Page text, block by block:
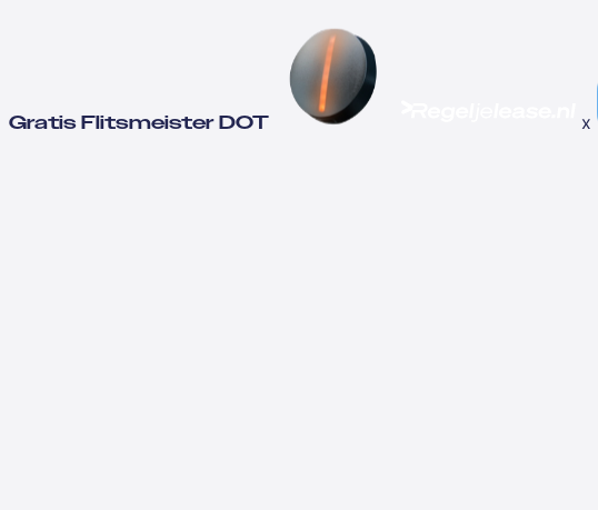
Gratis Flitsmeister DOT x